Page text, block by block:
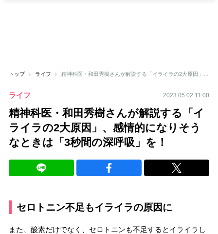
トップ ライフ
ライフ 2023.05.02 11:00
精神科医・和田秀樹さんが解説する「イ
ライラの2大原因」、感情的になりそう
なときは「3秒間の深呼吸」を！
セロトニン不足もイライラの原因に
また、酸素だけでなく、セロトニンも不足するとイライラし